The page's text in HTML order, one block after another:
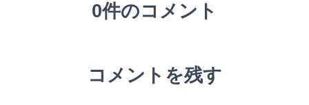
0件のコメント
コメントを残す